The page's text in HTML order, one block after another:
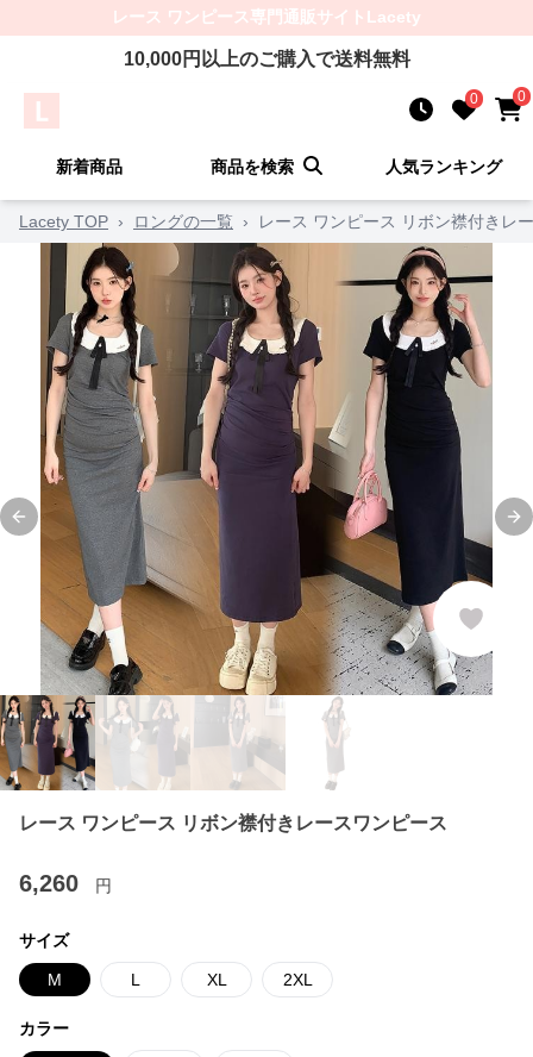
レース ワンピース専門通販サイト Lacety
10,000円以上のご購入で送料無料
0 0
新着商品 商品を検索 人気ランキング
Lacety TOP › ロングの一覧 › レース ワンピース リボン襟付きレ
Previous slide
レース ワンピース リボン襟付きレースワンピース
6,260 円
サイズ
M L XL 2XL
カラー